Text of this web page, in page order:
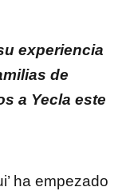
experiencia
de
a Yecla este
ha empezado